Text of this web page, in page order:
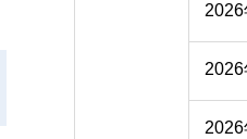
2026
2026
2026